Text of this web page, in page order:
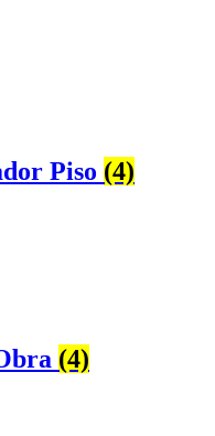
Piso (4)
(4)